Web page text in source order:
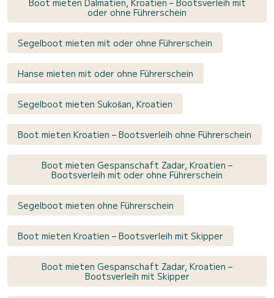
oder ohne Führerschein
Segelboot mieten mit oder ohne Führerschein
Hanse mieten mit oder ohne Führerschein
Segelboot mieten Sukošan, Kroatien
Boot mieten Kroatien – Bootsverleih ohne Führerschein
Boot mieten Gespanschaft Zadar, Kroatien –
Bootsverleih mit oder ohne Führerschein
Segelboot mieten ohne Führerschein
Boot mieten Kroatien – Bootsverleih mit Skipper
Boot mieten Gespanschaft Zadar, Kroatien –
Bootsverleih mit Skipper